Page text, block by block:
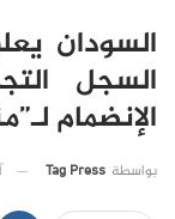
السودان
السجل
الإنضمام
بواسطة Tag Press